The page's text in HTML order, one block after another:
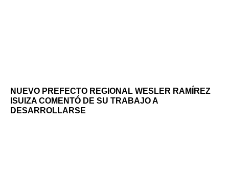
NUEVO PREFECTO REGIONAL WESLER RAMÍREZ
ISUIZA COMENTÓ DE SU TRABAJO A
DESARROLLARSE